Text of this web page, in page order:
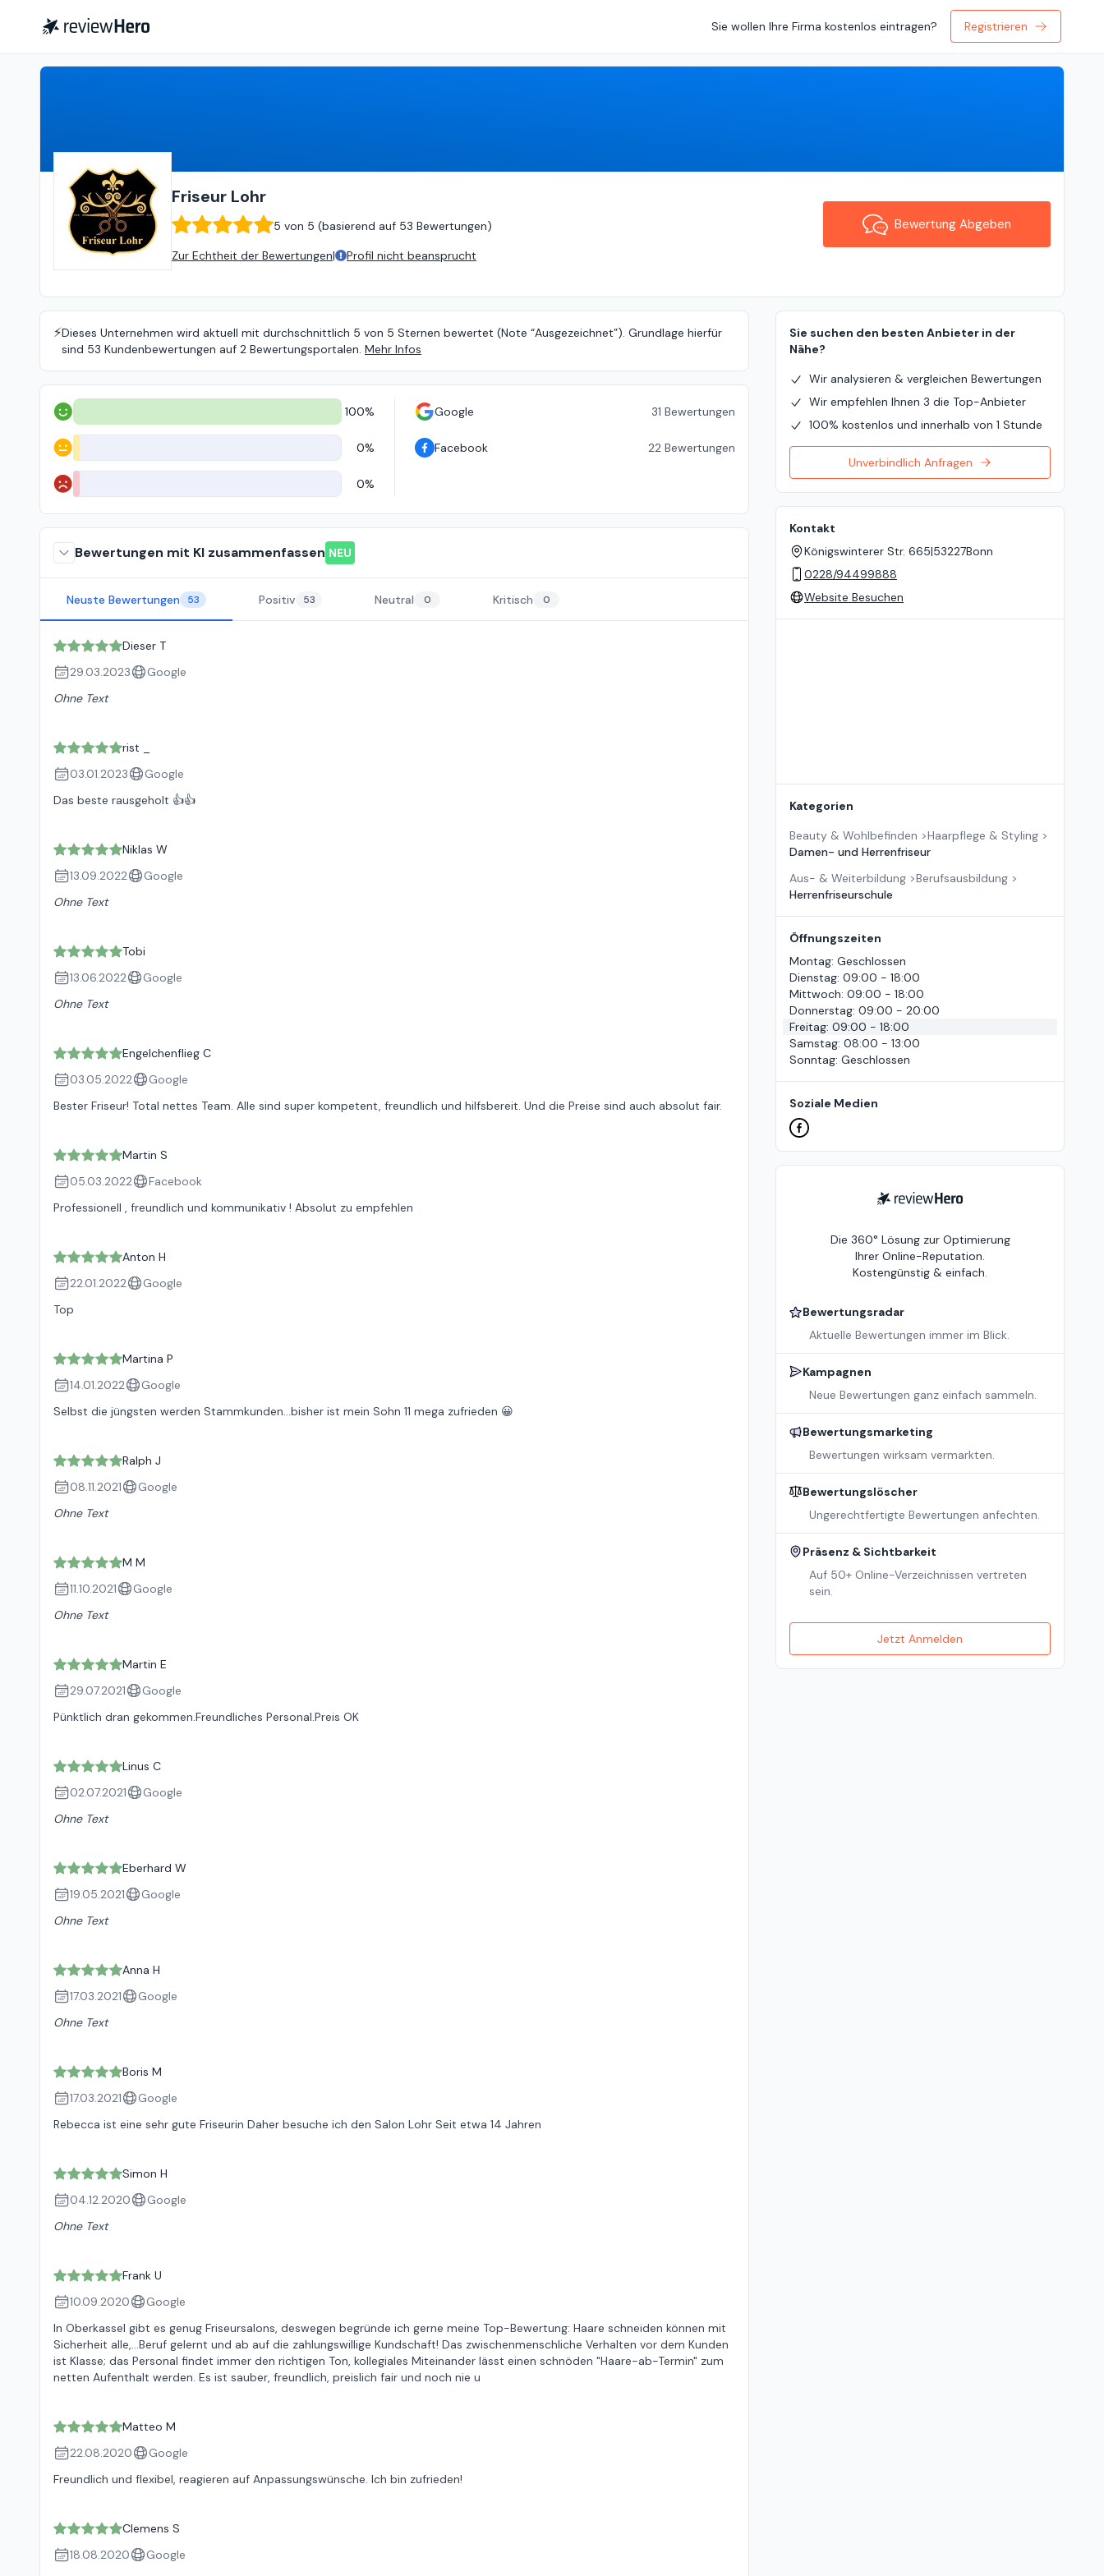
Sie wollen Ihre Firma kostenlos eintragen? Registrieren
Friseur Lohr
5 von 5 (basierend auf 53 Bewertungen)
Zur Echtheit der Bewertungen| Profil nicht beansprucht
Bewertung Abgeben
⚡️Dieses Unternehmen wird aktuell mit durchschnittlich 5 von 5 Sternen bewertet (Note “Ausgezeichnet”). Grundlage hierfür
sind 53 Kundenbewertungen auf 2 Bewertungsportalen. Mehr Infos
Positiv 100%
Neutral 0%
Negativ 0%
Google 31 Bewertungen
Facebook 22 Bewertungen
Bewertungen mit KI zusammenfassen NEU
Neuste Bewertungen 53 Positiv 53 Neutral 0 Kritisch 0
Dieser T
29.03.2023
Google
Ohne Text
rist _
03.01.2023
Google
Das beste rausgeholt 👍👍
Niklas W
13.09.2022
Google
Ohne Text
Tobi
13.06.2022
Google
Ohne Text
Engelchenflieg C
03.05.2022
Google
Bester Friseur! Total nettes Team. Alle sind super kompetent, freundlich und hilfsbereit. Und die Preise sind auch absolut fair.
Martin S
05.03.2022
Facebook
Professionell , freundlich und kommunikativ ! Absolut zu empfehlen
Anton H
22.01.2022
Google
Top
Martina P
14.01.2022
Google
Selbst die jüngsten werden Stammkunden...bisher ist mein Sohn 11 mega zufrieden 😀
Ralph J
08.11.2021
Google
Ohne Text
M M
11.10.2021
Google
Ohne Text
Martin E
29.07.2021
Google
Pünktlich dran gekommen.Freundliches Personal.Preis OK
Linus C
02.07.2021
Google
Ohne Text
Eberhard W
19.05.2021
Google
Ohne Text
Anna H
17.03.2021
Google
Ohne Text
Boris M
17.03.2021
Google
Rebecca ist eine sehr gute Friseurin Daher besuche ich den Salon Lohr Seit etwa 14 Jahren
Simon H
04.12.2020
Google
Ohne Text
Frank U
10.09.2020
Google
In Oberkassel gibt es genug Friseursalons, deswegen begründe ich gerne meine Top-Bewertung: Haare schneiden können mit
Sicherheit alle,...Beruf gelernt und ab auf die zahlungswillige Kundschaft! Das zwischenmenschliche Verhalten vor dem Kunden
ist Klasse; das Personal findet immer den richtigen Ton, kollegiales Miteinander lässt einen schnöden "Haare-ab-Termin" zum
netten Aufenthalt werden. Es ist sauber, freundlich, preislich fair und noch nie u
Matteo M
22.08.2020
Google
Freundlich und flexibel, reagieren auf Anpassungswünsche. Ich bin zufrieden!
Clemens S
18.08.2020
Google
Sie suchen den besten Anbieter in der
Nähe?
Wir analysieren & vergleichen Bewertungen
Wir empfehlen Ihnen 3 die Top-Anbieter
100% kostenlos und innerhalb von 1 Stunde
Unverbindlich Anfragen
Kontakt
Königswinterer Str. 665|53227Bonn
0228/94499888
Website Besuchen
Kategorien
Beauty & Wohlbefinden >Haarpflege & Styling >
Damen- und Herrenfriseur
Aus- & Weiterbildung >Berufsausbildung >
Herrenfriseurschule
Öffnungszeiten
Montag: Geschlossen
Dienstag: 09:00 - 18:00
Mittwoch: 09:00 - 18:00
Donnerstag: 09:00 - 20:00
Freitag: 09:00 - 18:00
Samstag: 08:00 - 13:00
Sonntag: Geschlossen
Soziale Medien
ReviewHero
Die 360° Lösung zur Optimierung
Ihrer Online-Reputation.
Kostengünstig & einfach.
Bewertungsradar
Aktuelle Bewertungen immer im Blick.
Kampagnen
Neue Bewertungen ganz einfach sammeln.
Bewertungsmarketing
Bewertungen wirksam vermarkten.
Bewertungslöscher
Ungerechtfertigte Bewertungen anfechten.
Präsenz & Sichtbarkeit
Auf 50+ Online-Verzeichnissen vertreten
sein.
Jetzt Anmelden